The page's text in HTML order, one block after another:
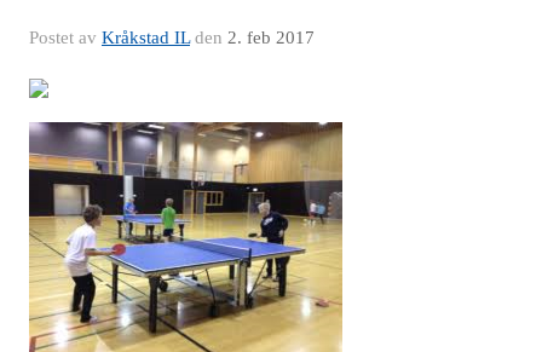
Postet av Kråkstad ILden 2. feb 2017